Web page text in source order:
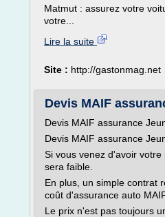
Matmut : assurez votre
votre...
Lire la suite
Site : http://gastonmag.net
Devis MAIF
Devis MAIF assurance
Devis MAIF assurance
Si vous venez d'avoir
sera faible.
En plus, un simple contrat
coût d'assurance auto
Le prix n'est pas toujours